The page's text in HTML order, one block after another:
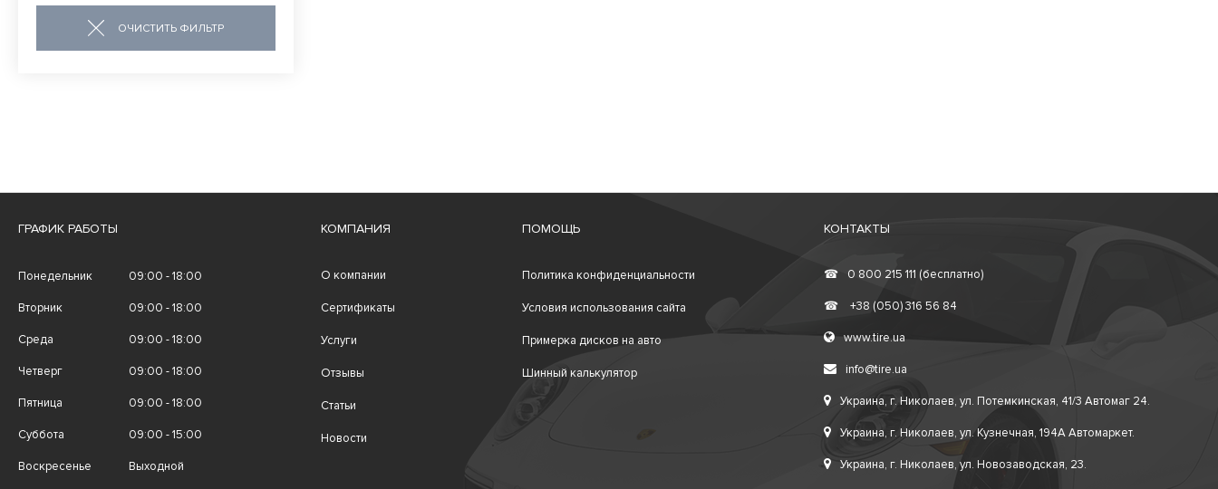
ОЧИСТИТЬ ФИЛЬТР
ГРАФИК РАБОТЫ
Понедельник 09:00 - 18:00
Вторник 09:00 - 18:00
Среда 09:00 - 18:00
Четверг 09:00 - 18:00
Пятница 09:00 - 18:00
Суббота 09:00 - 15:00
Воскресенье Выходной
КОМПАНИЯ
О компании
Сертификаты
Услуги
Отзывы
Статьи
Новости
ПОМОЩЬ
Политика конфиденциальности
Условия использования сайта
Примерка дисков на авто
Шинный калькулятор
КОНТАКТЫ
☎ 0 800 215 111 (бесплатно)
☎ +38 (050) 316 56 84
www.tire.ua
info@tire.ua
Украина, г. Николаев, ул. Потемкинская, 41/3 Автомаг 24.
Украина, г. Николаев, ул. Кузнечная, 194А Автомаркет.
Украина, г. Николаев, ул. Новозаводская, 23.